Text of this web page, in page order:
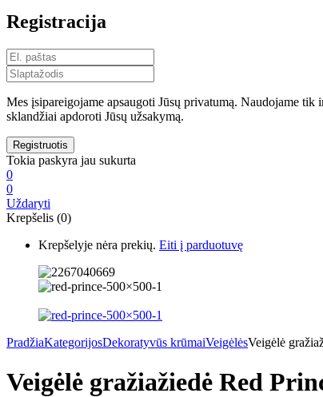
Registracija
Mes įsipareigojame apsaugoti Jūsų privatumą. Naudojame
sklandžiai apdoroti Jūsų užsakymą.
Tokia paskyra jau sukurta
0
0
Uždaryti
Krepšelis (0)
Krepšelyje nėra prekių. Eiti į parduotuvę
PradžiaKategorijosDekoratyvūs krūmaiVeigėlėsVeigėlė
Veigėlė gražiažiedė Red